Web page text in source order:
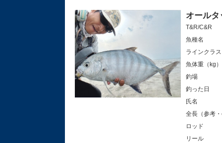
オール
T&R/C&R
魚種名
ラインクラ
魚体重（kg）
釣場
釣った日
氏名
全長（参考
ロッド
リール